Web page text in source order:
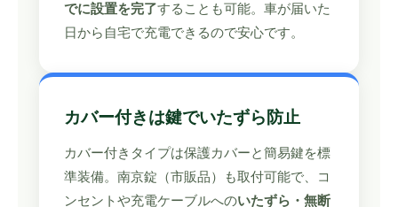
でに設置を完了することも可能。車が届いた
日から自宅で充電できるので安心です。
カバー付きは鍵でいたずら防止
カバー付きタイプは保護カバーと簡易鍵を標
準装備。南京錠（市販品）も取付可能で、コ
ンセントや充電ケーブルへのいたずら・無断